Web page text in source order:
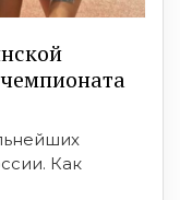
Как